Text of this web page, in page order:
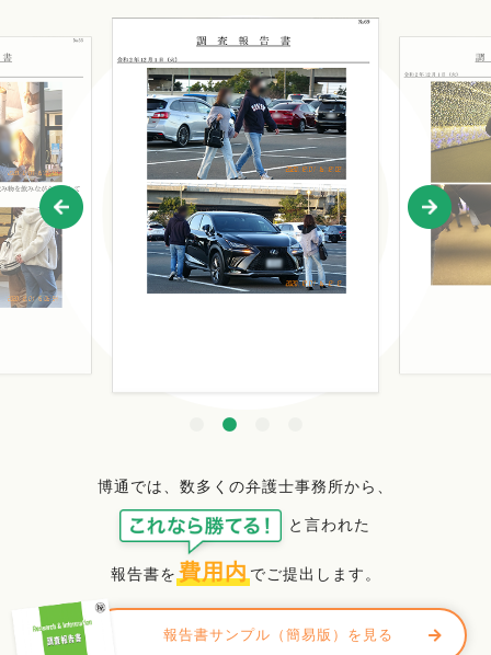
博通では、数多くの弁護士事務所から、
と言われた
報告書を 費用内 でご提出します。
報告書サンプル（簡易版）を見る